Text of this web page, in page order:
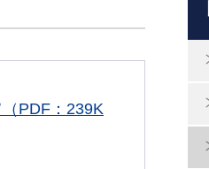
PDF：239K